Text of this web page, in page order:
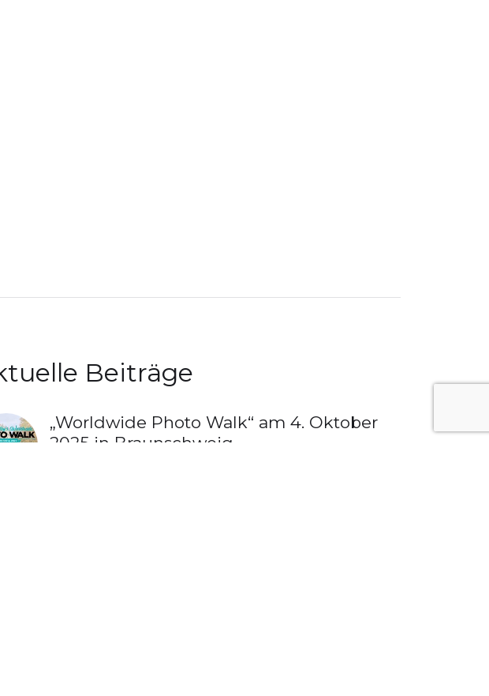
Beiträge
„Worldwide Photo Walk“ am 4. Oktober
2025 in Braunschweig